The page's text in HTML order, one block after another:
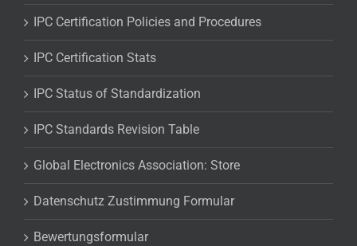
IPC Certification Policies and Procedures
IPC Certification Stats
IPC Status of Standardization
IPC Standards Revision Table
Global Electronics Association: Store
Datenschutz Zustimmung Formular
Bewertungsformular